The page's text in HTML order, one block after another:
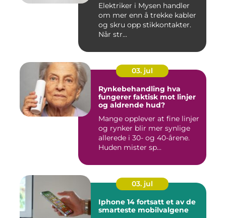
Elektriker i Mysen handler
om mer enn å trekke kabler
og skru opp stikkontakter.
Når str...
03. jul
Rynkebehandling hva
fungerer faktisk mot linjer
og aldrende hud?
Mange opplever at fine linjer
og rynker blir mer synlige
allerede i 30- og 40-årene.
Huden mister sp...
03. jul
Iphone 14 fortsatt et av de
smarteste mobilvalgene